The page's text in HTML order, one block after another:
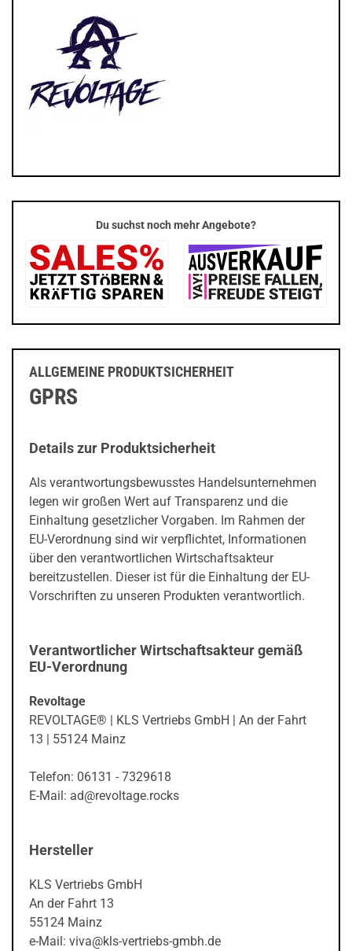
Du suchst noch mehr Angebote?
ALLGEMEINE PRODUKTSICHERHEIT
GPRS
Details zur Produktsicherheit
Als verantwortungsbewusstes Handelsunternehmen
legen wir großen Wert auf Transparenz und die
Einhaltung gesetzlicher Vorgaben. Im Rahmen der
EU-Verordnung sind wir verpflichtet, Informationen
über den verantwortlichen Wirtschaftsakteur
bereitzustellen. Dieser ist für die Einhaltung der EU-
Vorschriften zu unseren Produkten verantwortlich.
Verantwortlicher Wirtschaftsakteur gemäß
EU-Verordnung
Revoltage
REVOLTAGE® | KLS Vertriebs GmbH | An der Fahrt
13 | 55124 Mainz
Telefon: 06131 - 7329618
E-Mail: ad@revoltage.rocks
Hersteller
KLS Vertriebs GmbH
An der Fahrt 13
55124 Mainz
e-Mail: viva@kls-vertriebs-gmbh.de